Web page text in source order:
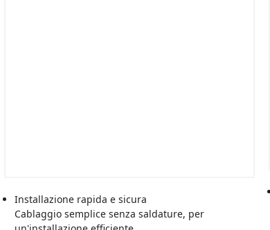
Installazione rapida e sicura
Cablaggio semplice senza saldature, per